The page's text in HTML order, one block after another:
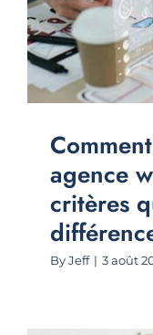
agence
critères
ByJeff | 3 août